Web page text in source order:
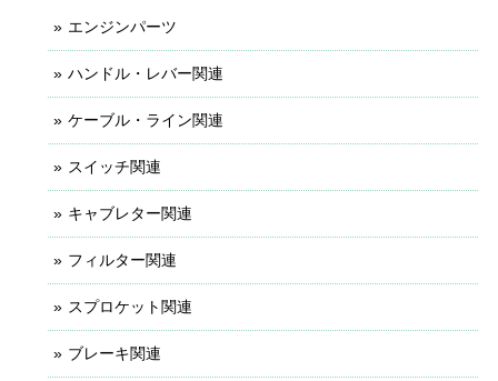
エンジンパーツ
ハンドル・レバー関連
ケーブル・ライン関連
スイッチ関連
キャブレター関連
フィルター関連
スプロケット関連
ブレーキ関連